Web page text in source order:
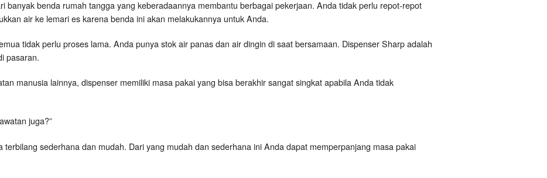
banyak benda rumah tangga yang keberadaannya membantu berbagai pekerjaan. Anda tidak perlu repot-repot
air ke lemari es karena benda ini akan melakukannya untuk Anda.
tidak perlu proses lama. Anda punya stok air panas dan air dingin di saat bersamaan. Dispenser Sharp adalah
pasaran.
manusia lainnya, dispenser memiliki masa pakai yang bisa berakhir sangat singkat apabila Anda tidak
juga?”
terbilang sederhana dan mudah. Dari yang mudah dan sederhana ini Anda dapat memperpanjang masa pakai